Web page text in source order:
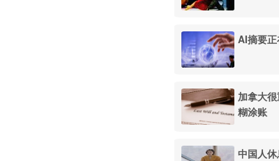
AI摘要
加拿大
糊涂账
中国人